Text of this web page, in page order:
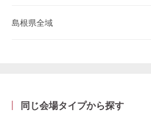
島根県全域
同じ会場タイプから探す